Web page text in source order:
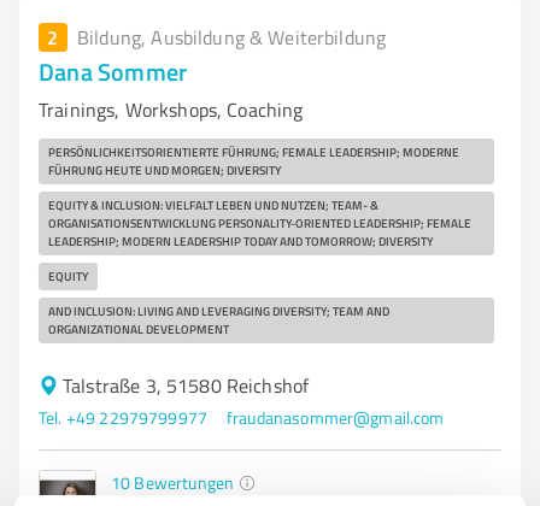
2 Bildung, Ausbildung & Weiterbildung
Dana Sommer
Trainings, Workshops, Coaching
PERSÖNLICHKEITSORIENTIERTE FÜHRUNG; FEMALE LEADERSHIP; MODERNE
FÜHRUNG HEUTE UND MORGEN; DIVERSITY
EQUITY & INCLUSION: VIELFALT LEBEN UND NUTZEN; TEAM- &
ORGANISATIONSENTWICKLUNG PERSONALITY-ORIENTED LEADERSHIP; FEMALE
LEADERSHIP; MODERN LEADERSHIP TODAY AND TOMORROW; DIVERSITY
EQUITY
AND INCLUSION: LIVING AND LEVERAGING DIVERSITY; TEAM AND
ORGANIZATIONAL DEVELOPMENT
Talstraße 3, 51580 Reichshof
Tel. +49 22979799977 fraudanasommer@gmail.com
10 Bewertungen